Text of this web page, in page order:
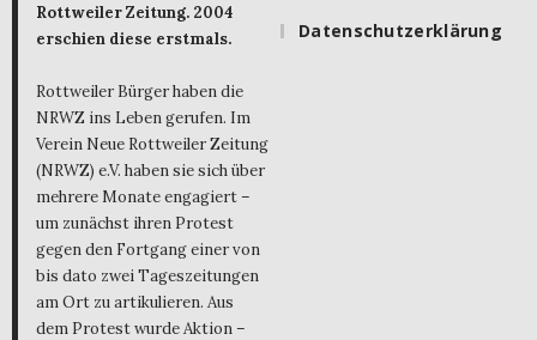
Rottweiler Zeitung. 2004
erschien diese erstmals.
Rottweiler Bürger haben die
NRWZ ins Leben gerufen. Im
Verein Neue Rottweiler Zeitung
(NRWZ) e.V. haben sie sich über
mehrere Monate engagiert –
um zunächst ihren Protest
gegen den Fortgang einer von
bis dato zwei Tageszeitungen
am Ort zu artikulieren. Aus
dem Protest wurde Aktion –
Datenschutzerklärung